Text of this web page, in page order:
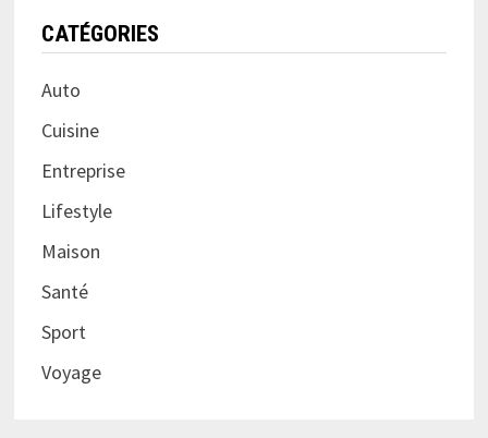
CATÉGORIES
Auto
Cuisine
Entreprise
Lifestyle
Maison
Santé
Sport
Voyage